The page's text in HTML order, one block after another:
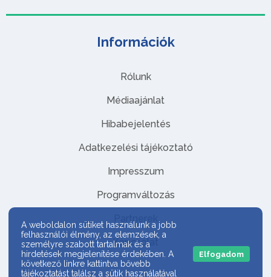
Információk
Rólunk
Médiaajánlat
Hibabejelentés
Adatkezelési tájékoztató
Impresszum
Programváltozás
Partnerek
Kapcsolat
A weboldalon sütiket használunk a jobb
felhasználói élmény, az elemzések, a
személyre szabott tartalmak és a
hirdetések megjelenítése érdekében. A
következő linkre kattintva bővebb
tájékoztatást találsz a sütik használatával
Elfogadom